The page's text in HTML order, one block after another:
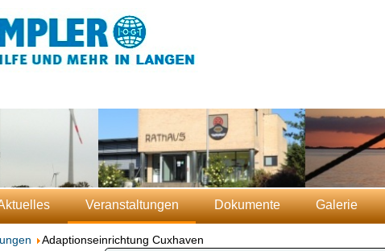
Veranstaltungen Dokumente Galerie
Adaptionseinrichtung Cuxhaven